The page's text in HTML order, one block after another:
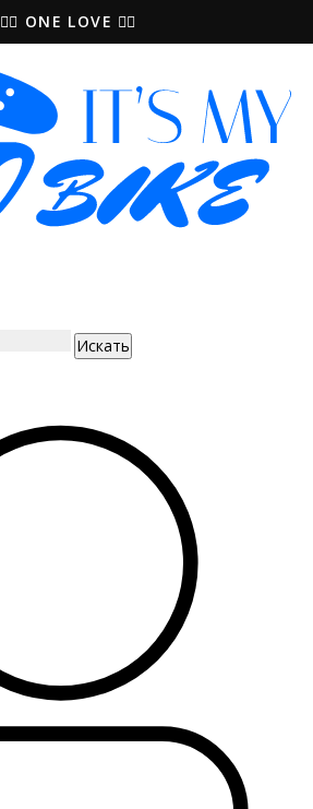
🚵‍♀️ ONE LOVE 🚴‍♀️
Искать